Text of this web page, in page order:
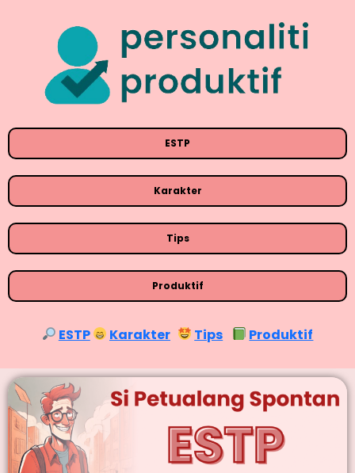
ESTP
Karakter
Tips
Produktif
ESTP Karakter Tips Produktif